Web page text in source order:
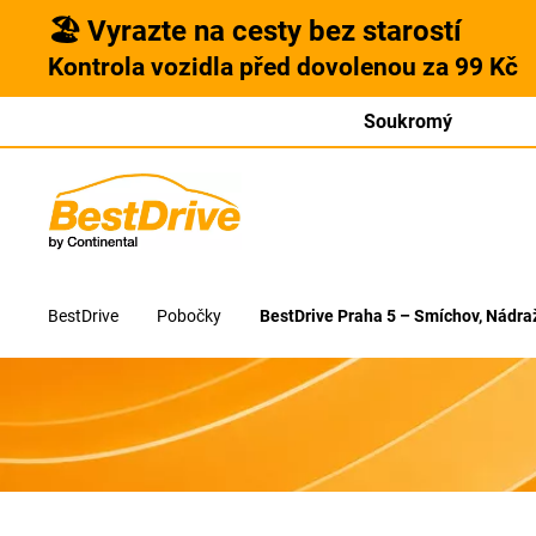
🏖️ Vyrazte na cesty bez starostí
Kontrola vozidla před dovolenou za 99 Kč
Soukromý
BestDrive Pobočky BestDrive Praha 5 – Smíchov,